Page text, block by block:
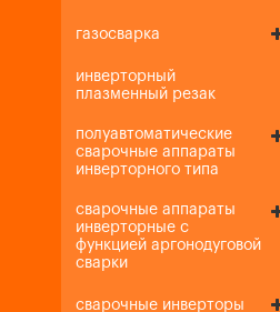
газосварка
инверторный
плазменный резак
полуавтоматические
сварочные аппараты
инверторного типа
сварочные аппараты
инверторные с
функцией аргонодуговой
сварки
сварочные инверторы